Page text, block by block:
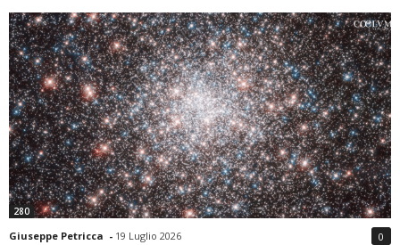
280
Giuseppe Petricca - 19 Luglio 2026 0